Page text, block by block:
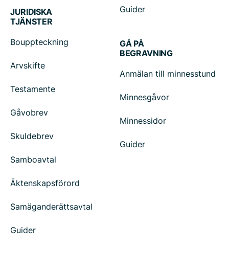
Guider
JURIDISKA
TJÄNSTER
Bouppteckning
Arvskifte
Testamente
Gåvobrev
Skuldebrev
Samboavtal
Äktenskapsförord
Samäganderättsavtal
Guider
GÅ PÅ
BEGRAVNING
Anmälan till minnesstund
Minnesgåvor
Minnessidor
Guider